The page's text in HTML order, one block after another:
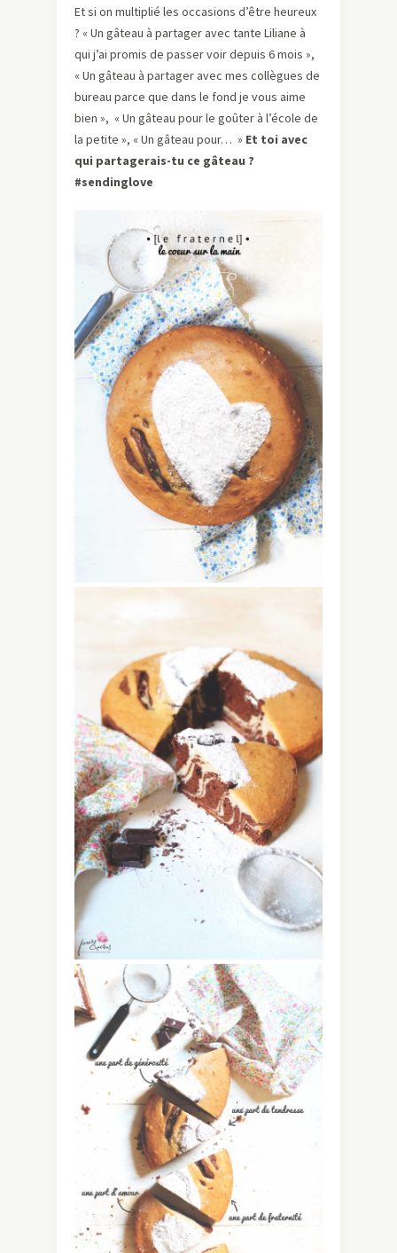
Et si on multiplié les occasions d’être heureux
? « Un gâteau à partager avec tante Liliane à
qui j’ai promis de passer voir depuis 6 mois »,
« Un gâteau à partager avec mes collègues de
bureau parce que dans le fond je vous aime
bien », « Un gâteau pour le goûter à l’école de
la petite », « Un gâteau pour… » Et toi avec
qui partagerais-tu ce gâteau ?
#sendinglove